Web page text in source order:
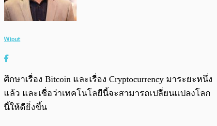
Wiput
ศึกษาเรื่อง Bitcoin และเรื่อง Cryptocurrency มาระยะหนึ่ง
แล้ว และเชื่อว่าเทคโนโลยีนี้จะสามารถเปลี่ยนแปลงโลก
นี้ให้ดียิ่งขึ้น